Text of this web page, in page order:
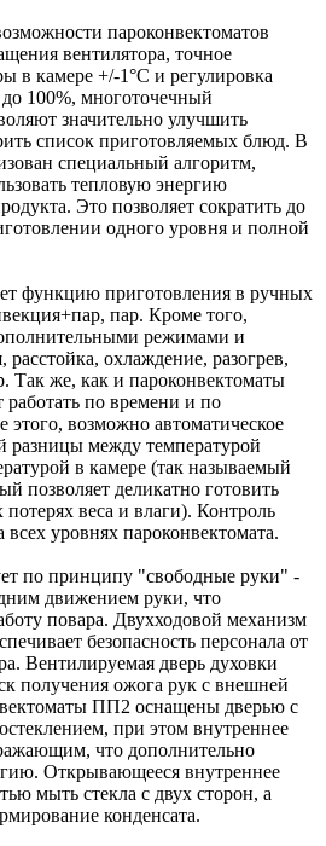
пароконвектоматов
вентилятора, точное
в камере +/-1°С и регулировка
100%, многоточечный
значительно улучшить
список приготовляемых блюд. В
специальный алгоритм,
тепловую энергию
Это позволяет сократить до
одного уровня и полной
функцию приготовления в ручных
пар. Кроме того,
режимами и
охлаждение, разогрев,
Так же, как и пароконвектоматы
по времени и по
возможно автоматическое
разницы между температурой
в камере (так называемый
позволяет деликатно готовить
веса и влаги). Контроль
уровнях пароконвектомата.
по принципу "свободные руки" -
движением руки, что
повара. Двухходовой механизм
безопасность персонала от
Вентилируемая дверь духовки
получения ожога рук с внешней
ПП2 оснащены дверью с
при этом внутреннее
что дополнительно
Открывающееся внутреннее
мыть стекла с двух сторон, а
конденсата.